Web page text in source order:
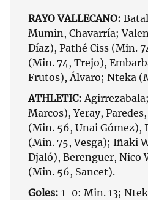
RAYO VALLECANO:
Mumin, Chavarría;
Díaz), Pathé Ciss (Min.
(Min. 74, Trejo),
Frutos), Álvaro; Nteka
ATHLETIC:
Marcos), Yeray,
(Min. 56, Unai Gómez),
(Min. 75, Vesga); Iñaki
Djaló), Berenguer, Nico
(Min. 56, Sancet).
Goles: 1-0: Min. 13;